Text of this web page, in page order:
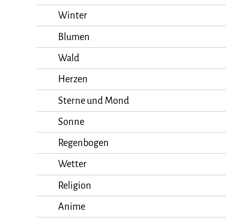
Winter
Blumen
Wald
Herzen
Sterne und Mond
Sonne
Regenbogen
Wetter
Religion
Anime